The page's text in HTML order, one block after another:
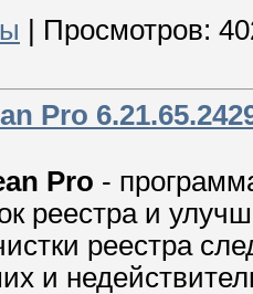
Просмотров:
Pro
Pro -
реестра и
реестра
и